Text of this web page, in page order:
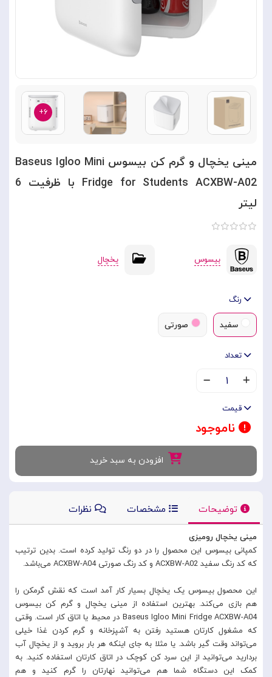
۶+
مینی یخچال و گرم کن بیسوس Baseus Igloo Mini
Fridge for Students ACXBW-A02 با ظرفیت 6
لیتر
بیسوس یخچال
رنگ
سفید صورتی
تعداد
۱
قیمت
ناموجود
افزودن به سبد خرید
توضیحات مشخصات نظرات
مینی یخچال رومیزی
کمپانی بیسوس این محصول را در دو رنگ تولید کرده است. بدین ترتیب
که کد رنگ سفید ACXBW-A02 و کد رنگ صورتی ACXBW-A04 می‌باشد.
این محصول بیسوس یک یخچال بسیار کار آمد است که نقش گرمکن را
هم بازی می‌کند. بهترین استفاده از مینی یخچال و گرم کن بیسوس
Baseus Igloo Mini Fridge ACXBW-A04 در محیط یا اتاق کار است. وقتی
که مشغول کارتان هستید رفتن به آشپزخانه و گرم کردن غذا خیلی
می‌تواند وقت گیر باشد. یا مثلا به جای اینکه هر بار بروید و از یخچال آب
بردارید می‌توانید از این سرد کن کوچک در اتاق کارتان استفاده کنید. به
کمک این دستگاه شما هم می‌توانید نهارتان را گرم کنید و هم